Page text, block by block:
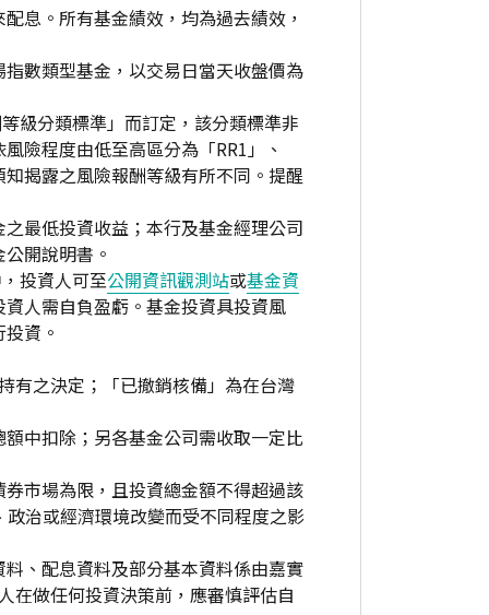
息。所有基金績效，均為過去績效，
數類型基金，以交易日當天收盤價為
級分類標準」而訂定，該分類標準非
險程度由低至高區分為「RR1」、
揭露之風險報酬等級有所不同。提醒
最低投資收益；本行及基金經理公司
開說明書。
投資人可至公開資訊觀測站或基金資
人需自負盈虧。基金投資具投資風
資。
有之決定；「已撤銷核備」為在台灣
中扣除；另各基金公司需收取一定比
市場為限，且投資總金額不得超過該
治或經濟環境改變而受不同程度之影
、配息資料及部分基本資料係由嘉實
在做任何投資決策前，應審慎評估自